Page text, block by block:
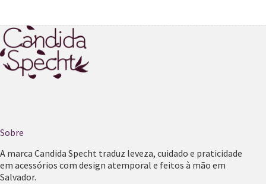
Sobre
A marca Candida Specht traduz leveza, cuidado e praticidade
em acessórios com design atemporal e feitos à mão em
Salvador.